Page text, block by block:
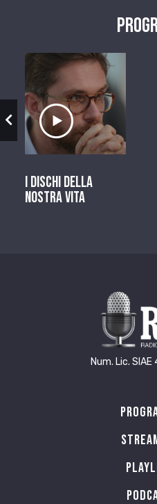
Ascolta il
I dischi della
nostra vita
Num. Lic.